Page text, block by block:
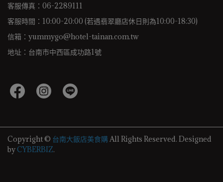
客服傳真：06-2289111
客服時間：10:00-20:00 (若遇翡翠廳店休日則為10:00-18:30)
信箱：yummygo@hotel-tainan.com.tw
地址：台南市中西區成功路1號
Copyright © 台南大飯店美食購 All Rights Reserved. Designed
byCYBERBIZ.